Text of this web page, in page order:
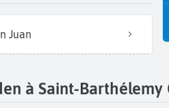
Juan
à Saint-Barthélemy